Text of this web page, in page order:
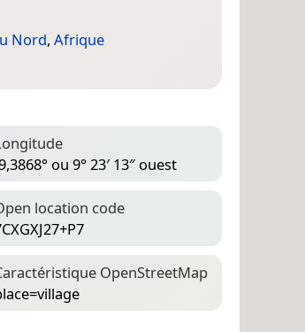
Nord, Afrique
ou 9° 23′ 13″ ouest
location code
Open­Street­Map